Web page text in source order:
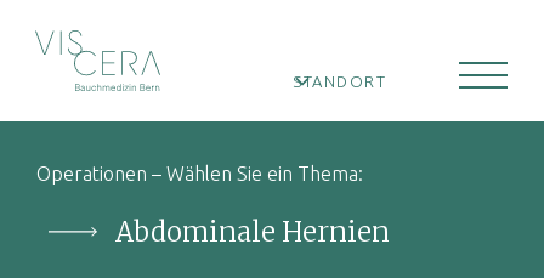
STANDORT
Operationen – Wählen Sie ein Thema:
Abdominale Hernien